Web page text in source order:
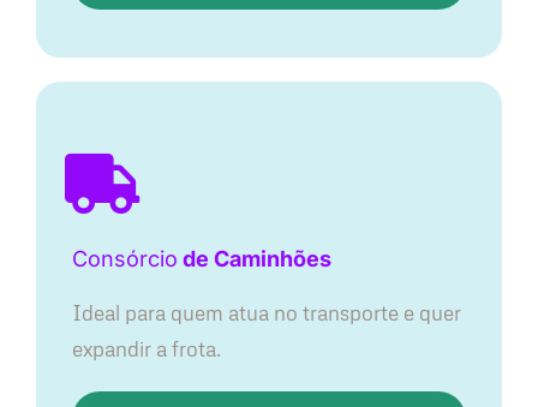
Consórcio de Caminhões
Ideal para quem atua no transporte e quer
expandir a frota.